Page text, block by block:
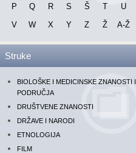
P
Q R S Š T
U
V
W X Y Z Ž A-Ž
Struke
BIOLOŠKE I MEDICINSKE ZNANOSTI I
PODRUČJA
DRUŠTVENE ZNANOSTI
DRŽAVE I NARODI
ETNOLOGIJA
FILM